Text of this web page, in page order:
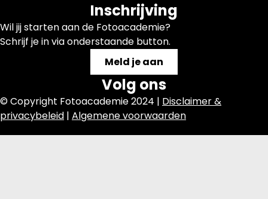
Inschrijving
Wil jij starten aan de Fotoacademie?
Schrijf je in via onderstaande button.
Meld je aan
Volg ons
© Copyright Fotoacademie 2024 | Disclaimer &
privacybeleid | Algemene voorwaarden